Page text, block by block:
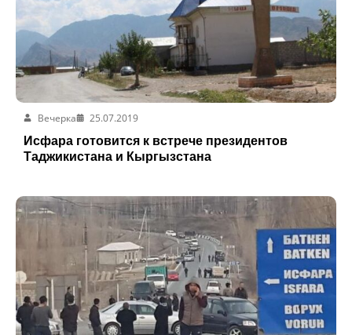
Вечерка
25.07.2019
Исфара готовится к встрече президентов
Таджикистана и Кыргызстана